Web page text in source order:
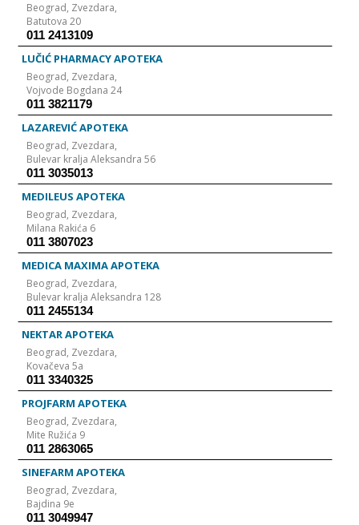
Beograd, Zvezdara,
Batutova 20
011 2413109
LUČIĆ PHARMACY APOTEKA
Beograd, Zvezdara,
Vojvode Bogdana 24
011 3821179
LAZAREVIĆ APOTEKA
Beograd, Zvezdara,
Bulevar kralja Aleksandra 56
011 3035013
MEDILEUS APOTEKA
Beograd, Zvezdara,
Milana Rakića 6
011 3807023
MEDICA MAXIMA APOTEKA
Beograd, Zvezdara,
Bulevar kralja Aleksandra 128
011 2455134
NEKTAR APOTEKA
Beograd, Zvezdara,
Kovačeva 5a
011 3340325
PROJFARM APOTEKA
Beograd, Zvezdara,
Mite Ružića 9
011 2863065
SINEFARM APOTEKA
Beograd, Zvezdara,
Bajdina 9e
011 3049947